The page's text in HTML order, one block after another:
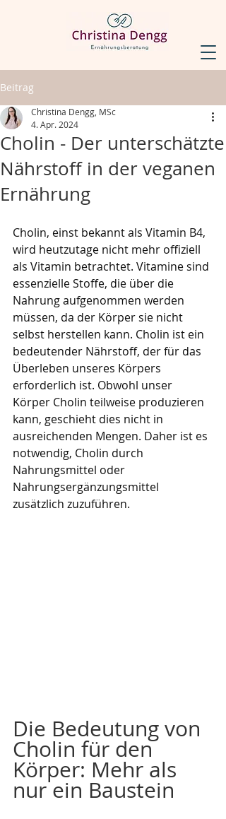
Beitrag
Cholin - Der unterschätzte
Nährstoff in der veganen
Ernährung
Christina Dengg, MSc
4. Apr. 2024
Cholin, einst bekannt als Vitamin B4,
wird heutzutage nicht mehr offiziell
als Vitamin betrachtet. Vitamine sind
essenzielle Stoffe, die über die
Nahrung aufgenommen werden
müssen, da der Körper sie nicht
selbst herstellen kann. Cholin ist ein
bedeutender Nährstoff, der für das
Überleben unseres Körpers
erforderlich ist. Obwohl unser
Körper Cholin teilweise produzieren
kann, geschieht dies nicht in
ausreichenden Mengen. Daher ist es
notwendig, Cholin durch
Nahrungsmittel oder
Nahrungsergänzungsmittel
zusätzlich zuzuführen.
Die Bedeutung von
Cholin für den
Körper: Mehr als
nur ein Baustein